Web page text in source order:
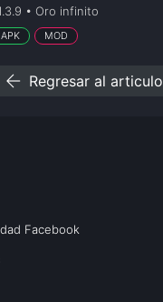
• Oro infinito
APK MOD
arrow_back Regresar al articulo
Facebook